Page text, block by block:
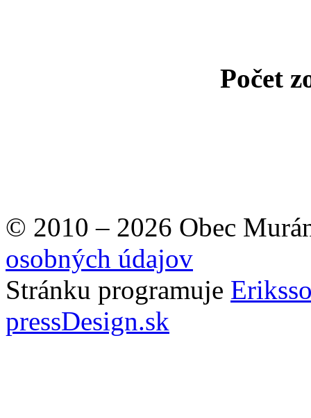
Počet
© 2010 – 2026 Obec
osobných údajov
Stránku programuje
pressDesign.sk